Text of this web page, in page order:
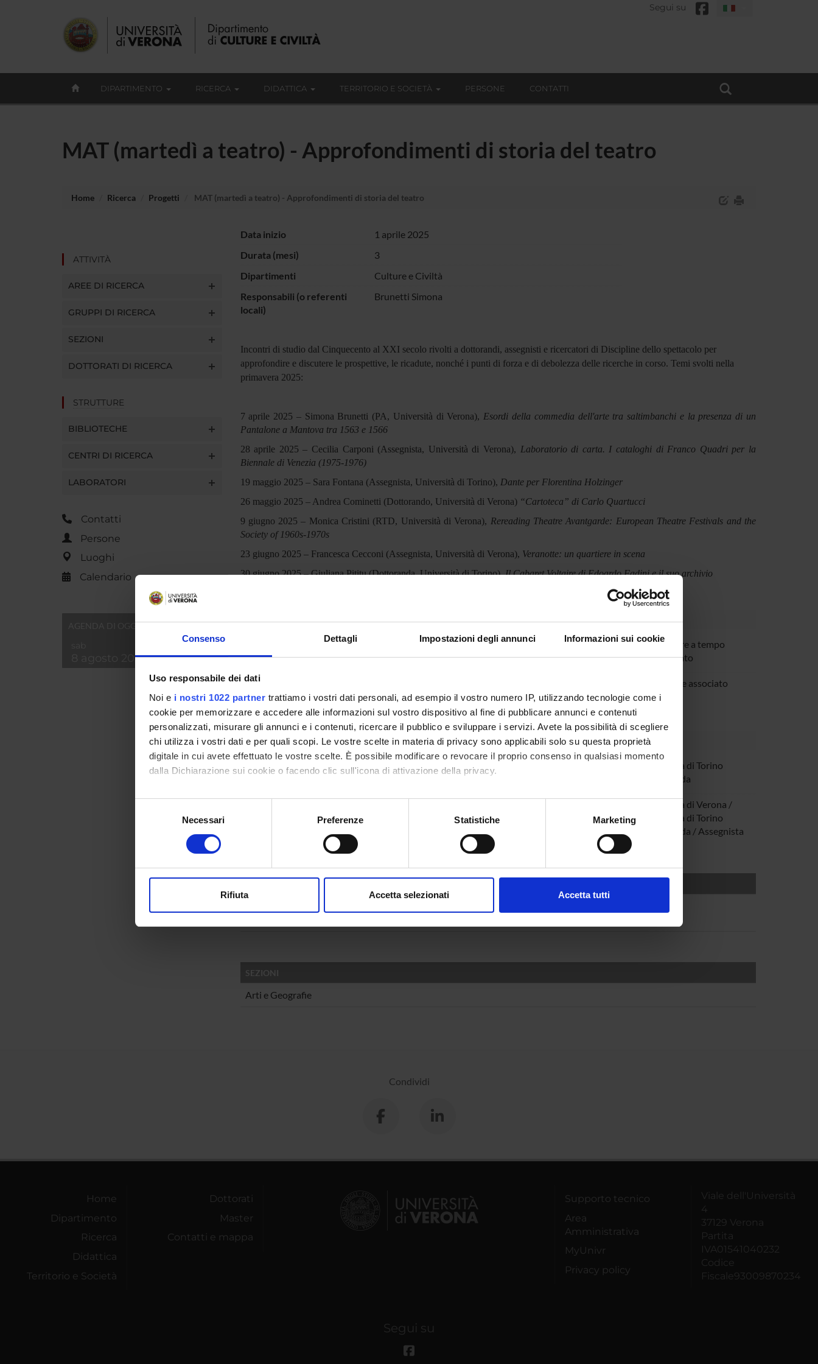
Consenso Dettagli Impostazioni degli annunci Informazioni sui cookie
Uso responsabile dei dati
Noi e i nostri 1022 partner trattiamo i vostri dati personali, ad esempio il vostro numero IP, utilizzando tecnologie come i
cookie per memorizzare e accedere alle informazioni sul vostro dispositivo al fine di pubblicare annunci e contenuti
personalizzati, misurare gli annunci e i contenuti, ricercare il pubblico e sviluppare i servizi. Avete la possibilità di scegliere
chi utilizza i vostri dati e per quali scopi. Le vostre scelte in materia di privacy sono applicabili solo su questa proprietà
digitale in cui avete effettuato le vostre scelte. È possibile modificare o revocare il proprio consenso in qualsiasi momento
dalla Dichiarazione sui cookie o facendo clic sull'icona di attivazione della privacy.
Con il tuo consenso, vorremmo anche:
raccogliere informazioni sulla tua posizione geografica, con un'approssimazione di qualche metro,
digitali).
modificare o ritirare il tuo consenso in qualsiasi momento dalla Dichiarazione sui cookie.
Necessari Preferenze Statistiche Marketing
Rifiuta Accetta selezionati Accetta tutti
Segui su
DIPARTIMENTO RICERCA DIDATTICA TERRITORIO E SOCIETÀ PERSONE CONTATTI
MAT (martedì a teatro) - Approfondimenti di storia del teatro
Home Ricerca Progetti MAT (martedì a teatro) - Approfondimenti di storia del teatro
ATTIVITÀ
AREE DI RICERCA
GRUPPI DI RICERCA
SEZIONI
DOTTORATI DI RICERCA
STRUTTURE
BIBLIOTECHE
CENTRI DI RICERCA
LABORATORI
Contatti
Persone
Luoghi
Calendario
AGENDA DI OGGI
8 agosto 2026
Data inizio
1 aprile 2025
Durata (mesi)
3
Dipartimenti
Culture e Civiltà
Responsabili (o referenti
locali)
Brunetti Simona
Incontri di studio dal Cinquecento al XXI secolo rivolti a dottorandi, assegnisti e ricercatori di Discipline dello spettacolo per
approfondire e discutere le prospettive, le ricadute, nonché i punti di forza e di debolezza delle ricerche in corso. Temi svolti nella
primavera 2025:
7 aprile 2025 – Simona Brunetti (PA, Università di Verona), Esordi della commedia dell'arte tra saltimbanchi e la presenza di un
Pantalone a Mantova tra 1563 e 1566
28 aprile 2025 – Cecilia Carponi (Assegnista, Università di Verona), Laboratorio di carta. I cataloghi di Franco Quadri per la
Biennale di Venezia (1975-1976)
19 maggio 2025 – Sara Fontana (Assegnista, Università di Torino), Dante per Florentina Holzinger
26 maggio 2025 – Andrea Cominetti (Dottorando, Università di Verona) “Cartoteca” di Carlo Quartucci
9 giugno 2025 – Monica Cristini (RTD, Università di Verona), Rereading Theatre Avantgarde: European Theatre Festivals and the
Society of 1960s-1970s
23 giugno 2025 – Francesca Cecconi (Assegnista, Università di Verona), Veranotte: un quartiere in scena
30 giugno 2025 – Giuliana Pititu (Dottoranda, Università di Torino),Il Cabaret Voltaire di Edoardo Fadini e il suo archivio
PARTECIPANTI AL PROGETTO
Professore associato Monica Cristini
Ricercatore a tempo
determinato
Professore associato
COLLABORATORI ESTERNI
Andrea Cominetti
Università di Verona
Giuliana Pititu
Università di Torino
Dottoranda
Università di Verona /
Università di Torino
Dottoranda / Assegnista
SEZIONI
Arti e Geografie
Condividi
Home
Dipartimento
Ricerca
Didattica
Territorio e Società
Dottorati
Master
Contatti e mappa
Supporto tecnico
Area
Amministrativa
MyUnivr
Privacy policy
Viale dell'Università
4
37129 Verona
Partita
IVA01541040232
Codice
Fiscale93009870234
Segui su